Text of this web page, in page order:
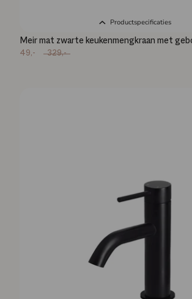
Productspecificaties
Meir mat zwarte keukenmengkraan met
49,- 329,-